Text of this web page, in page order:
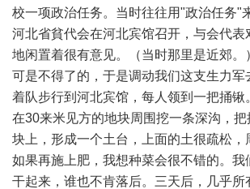
校一项政治任务。当时往往用"政治任务"
河北省貧代会在河北宾馆召开，与会代表
地闲置着很有意见。（当时那里是近郊。
可是不得了的，于是调动我们这支生力军
着队步行到河北宾馆，每人领到一把捅锹
在30来米见方的地块周围挖一条深沟，
块上，形成一个土台，上面的土很疏松，
如果再施上肥，我想种菜会很不错的。我
干起来，谁也不肯落后。三天后，几乎所